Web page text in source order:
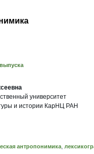
университет
и истории КарНЦ РАН
антропонимика